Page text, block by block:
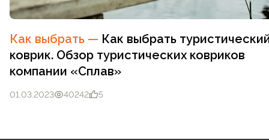
Как выбрать — Как выбрать
коврик. Обзор туристических ковриков
компании «Сплав»
01.03.2023 40242 5